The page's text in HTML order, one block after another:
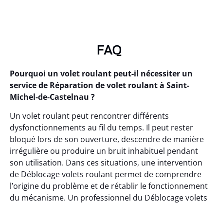
FAQ
Pourquoi un volet roulant peut-il nécessiter un
service de Réparation de volet roulant à Saint-
Michel-de-Castelnau ?
Un volet roulant peut rencontrer différents
dysfonctionnements au fil du temps. Il peut rester
bloqué lors de son ouverture, descendre de manière
irrégulière ou produire un bruit inhabituel pendant
son utilisation. Dans ces situations, une intervention
de Déblocage volets roulant permet de comprendre
l’origine du problème et de rétablir le fonctionnement
du mécanisme. Un professionnel du Déblocage volets